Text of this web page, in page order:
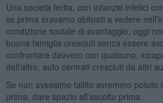
Una società ferita, con infanzie infelici
se prima eravamo abituati a vedere
condizione sociale di svantaggio, oggi
buona famiglia cresciuti senza essere
confrontare davvero con qualcuno,
dell’altro, auto centrati cresciuti da altri
Se non avessimo fallito avremmo potuto
prima, dare spazio all’ascolto prima.